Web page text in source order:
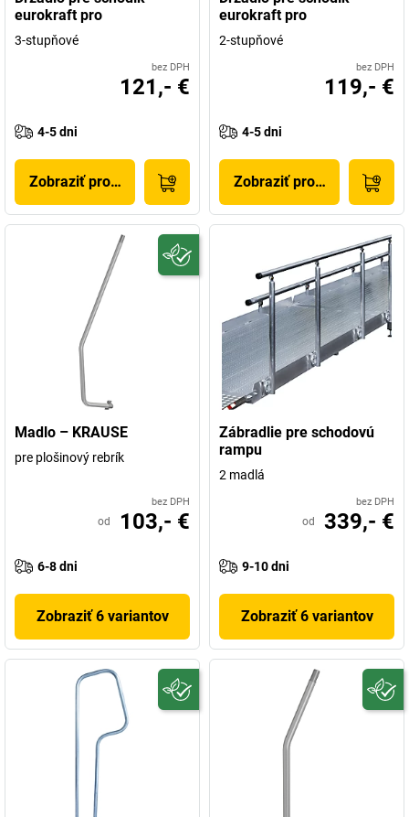
eurokraft pro
3-stupňové
bez DPH
121,- €
4-5 dni
Zobraziť produkt
eurokraft pro
2-stupňové
bez DPH
119,- €
4-5 dni
Zobraziť produkt
Madlo – KRAUSE
pre plošinový rebrík
bez DPH
od 103,- €
6-8 dni
Zobraziť 6 variantov
Zábradlie pre schodovú
rampu
2 madlá
bez DPH
od 339,- €
9-10 dni
Zobraziť 6 variantov